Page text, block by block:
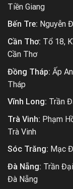
Tiền Giang
Bến Tre: Nguyễn
Cần Thơ: Tổ 18,
Cần Thơ
Đồng Tháp: Ấp
Tháp
Vĩnh Long: Trần
Trà Vinh: Phạm
Trà Vinh
Sóc Trăng: Mạc
Đà Nẵng: Trần
Đà Nẵng